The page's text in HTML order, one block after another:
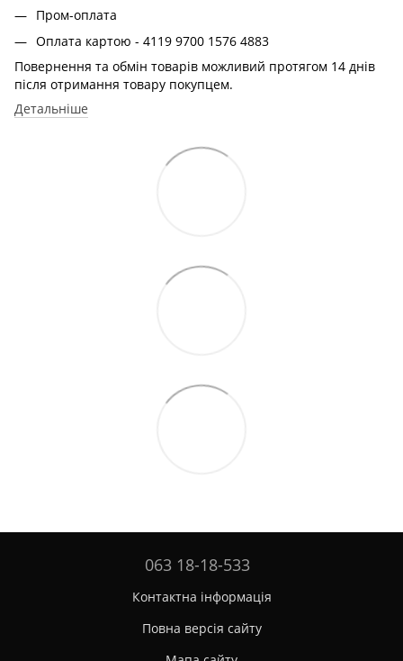
Пром-оплата
Оплата картою - 4119 9700 1576 4883
Повернення та обмін товарів можливий протягом 14 днів
після отримання товару покупцем.
Детальніше
063 18-18-533
Контактна інформація
Повна версія сайту